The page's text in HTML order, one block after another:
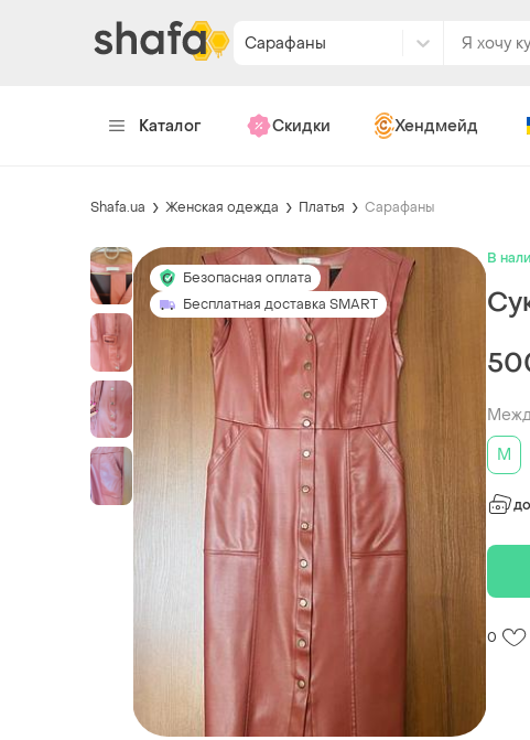
Сарафаны
Каталог Скидки Хендмейд
Shafa.ua Женская одежда Платья Сарафаны
Безопасная оплата
Бесплатная доставка SMART
В
M
0